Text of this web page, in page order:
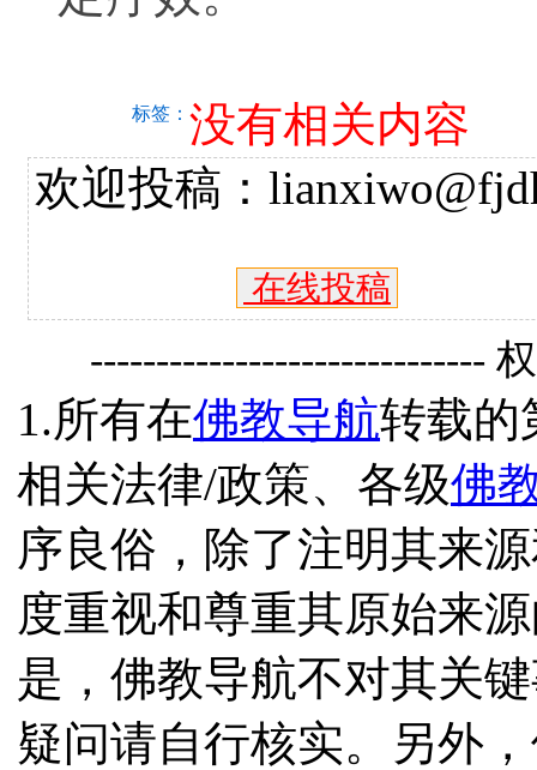
标签： 没有相关内容
欢迎投稿：
在线投稿
------------------------------
1.所有在佛教导航转载的
相关法律/政策、各级佛
序良俗，除了注明其来
度重视和尊重其原始来
是，佛教导航不对其关
疑问请自行核实。另外